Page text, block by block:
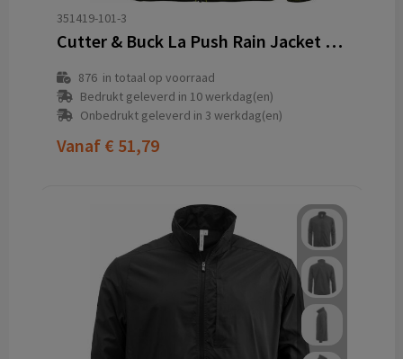
351419-101-3
Cutter & Buck La Push Rain Jacket Dames
876in totaal op voorraad
Bedrukt geleverd in 10 werkdag(en)
Onbedrukt geleverd in 3 werkdag(en)
Vanaf € 51,79